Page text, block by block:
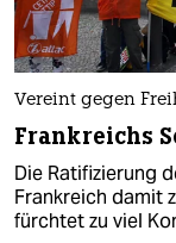
Vereint gegen
Frankreichs
Die Ratifizierung
Frankreich damit
fürchtet zu viel